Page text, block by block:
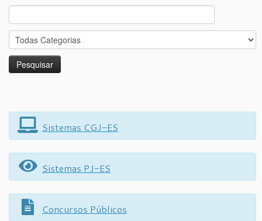
Search
for:
Sistemas CGJ-ES
Sistemas PJ-ES
Concursos Públicos